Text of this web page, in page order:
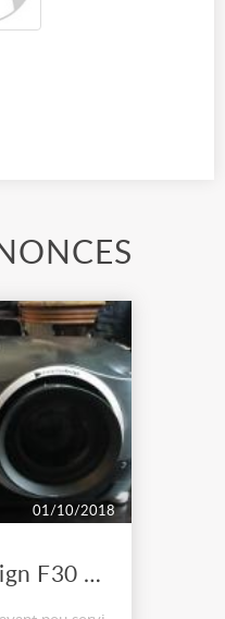
01/10/2018
projectiondesign F30 sx+